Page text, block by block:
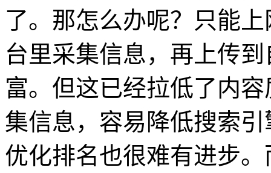
了。那怎么办呢？只能
台里采集信息，再上传
富。但这已经拉低了内
集信息，容易降低搜索
优化排名也很难有进步